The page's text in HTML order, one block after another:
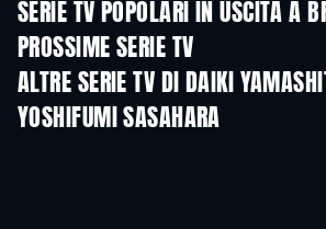
SERIE TV POPOLARI IN USCITA A
TV
PROSSIME SERIE TV
Stagione 2
ALTRE SERIE TV DI DAIKI
YOSHIFUMI SASAHARA
TV